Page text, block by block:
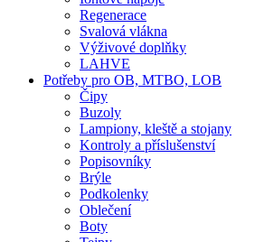
Regenerace
Svalová vlákna
Výživové doplňky
LAHVE
Potřeby pro OB, MTBO, LOB
Čipy
Buzoly
Lampiony, kleště a stojany
Kontroly a příslušenství
Popisovníky
Brýle
Podkolenky
Oblečení
Boty